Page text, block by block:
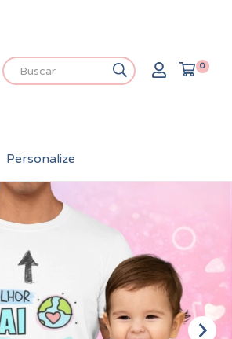
0
Personalize